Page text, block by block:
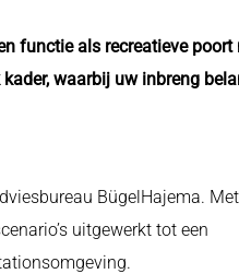
functie als recreatieve poort
waarbij uw inbreng
BügelHajema.
uitgewerkt tot een